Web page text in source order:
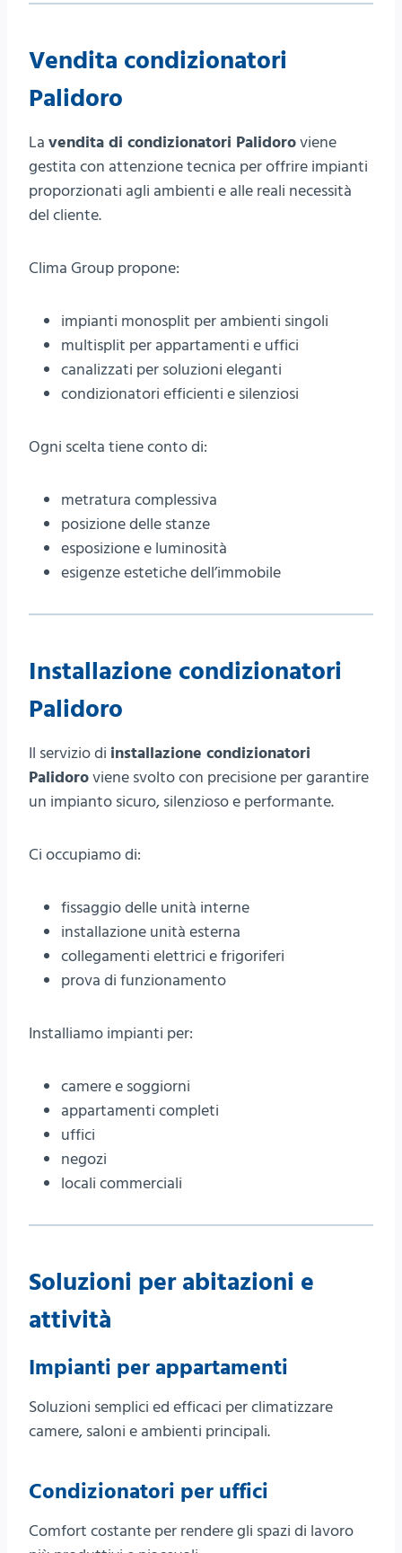
Vendita condizionatori
Palidoro
La vendita di condizionatori Palidoroviene
gestita con attenzione tecnica per offrire impianti
proporzionati agli ambienti e alle reali necessità
del cliente.
Clima Group propone:
impianti monosplit per ambienti singoli
multisplit per appartamenti e uffici
canalizzati per soluzioni eleganti
condizionatori efficienti e silenziosi
Ogni scelta tiene conto di:
metratura complessiva
posizione delle stanze
esposizione e luminosità
esigenze estetiche dell’immobile
Installazione condizionatori
Palidoro
Il servizio di installazione condizionatori
Palidoroviene svolto con precisione per garantire
un impianto sicuro, silenzioso e performante.
Ci occupiamo di:
fissaggio delle unità interne
installazione unità esterna
collegamenti elettrici e frigoriferi
prova di funzionamento
Installiamo impianti per:
camere e soggiorni
appartamenti completi
uffici
negozi
locali commerciali
Soluzioni per abitazioni e
attività
Impianti per appartamenti
Soluzioni semplici ed efficaci per climatizzare
camere, saloni e ambienti principali.
Condizionatori per uffici
Comfort costante per rendere gli spazi di lavoro